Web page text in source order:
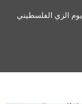
يوم الزي الفلسطيني